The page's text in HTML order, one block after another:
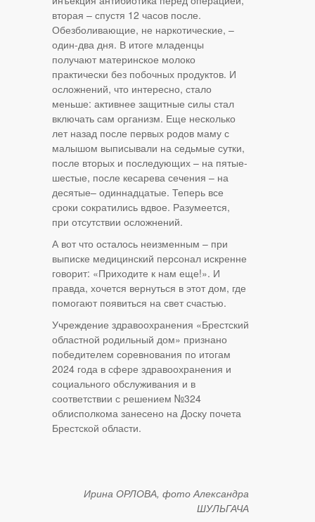
вторая – спустя 12 часов после.
Обезболивающие, не наркотические, –
один-два дня. В итоге младенцы
получают материнское молоко
практически без побочных продуктов. И
осложнений, что интересно, стало
меньше: активнее защитные силы стал
включать сам организм. Еще несколько
лет назад после первых родов маму с
малышом выписывали на седьмые сутки,
после вторых и последующих – на пятые-
шестые, после кесарева сечения – на
десятые– одиннадцатые. Теперь все
сроки сократились вдвое. Разумеется,
при отсутствии осложнений.
А вот что осталось неизменным – при
выписке медицинский персонал искренне
говорит: «Приходите к нам еще!». И
правда, хочется вернуться в этот дом, где
помогают появиться на свет счастью.
Учреждение здравоохранения «Брестский
областной родильный дом» признано
победителем соревнования по итогам
2024 года в сфере здравоохранения и
социального обслуживания и в
соответствии с решением №324
облисполкома занесено на Доску почета
Брестской области.
Ирина ОРЛОВА, фото Александра
ШУЛЬГАЧА